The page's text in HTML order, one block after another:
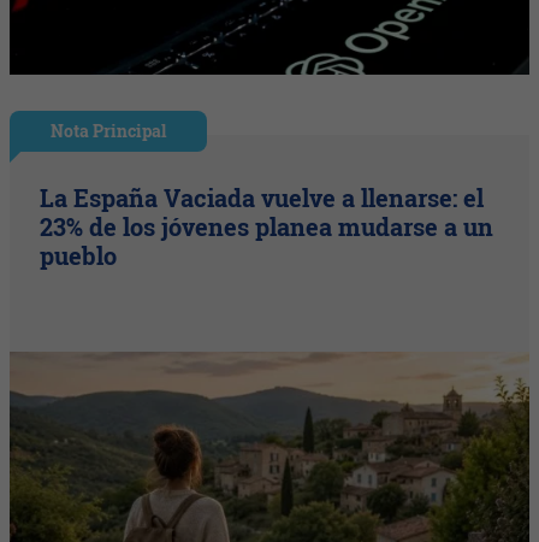
Nota Principal
La España Vaciada vuelve a llenarse: el
23% de los jóvenes planea mudarse a un
pueblo